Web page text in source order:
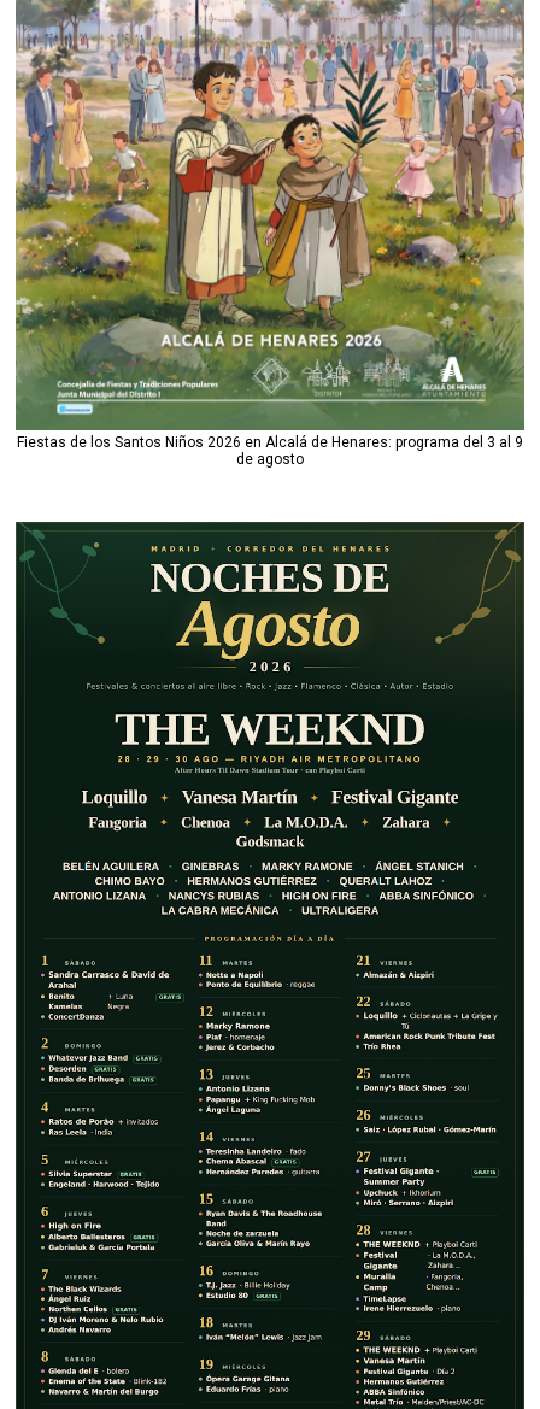
Fiestas de los Santos Niños 2026 en Alcalá de Henares: programa del 3 al 9
de agosto